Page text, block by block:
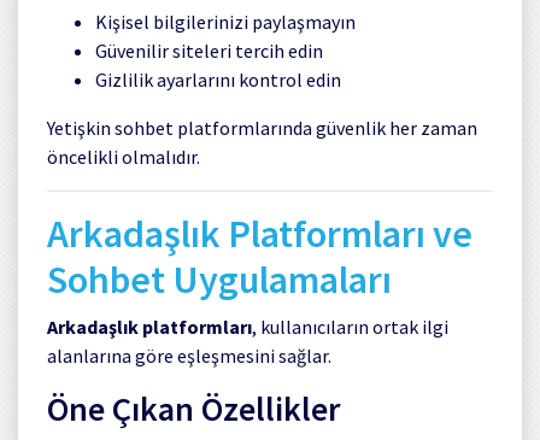
Kişisel bilgilerinizi paylaşmayın
Güvenilir siteleri tercih edin
Gizlilik ayarlarını kontrol edin
Yetişkin sohbet platformlarında güvenlik her zaman
öncelikli olmalıdır.
Arkadaşlık Platformları ve
Sohbet Uygulamaları
Arkadaşlık platformları, kullanıcıların ortak ilgi
alanlarına göre eşleşmesini sağlar.
Öne Çıkan Özellikler